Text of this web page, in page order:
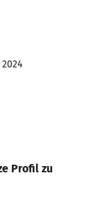
Profil zu